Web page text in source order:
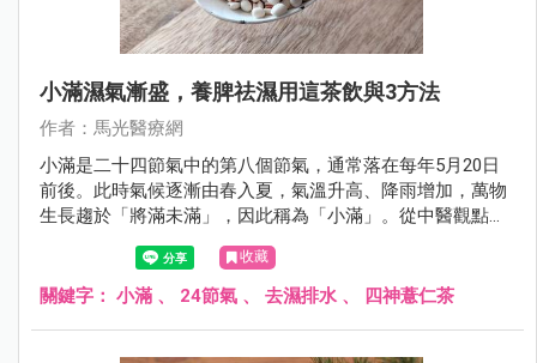
小滿濕氣漸盛，養脾祛濕用這茶飲與3方法
作者：馬光醫療網
小滿是二十四節氣中的第八個節氣，通常落在每年5月20日
前後。此時氣候逐漸由春入夏，氣溫升高、降雨增加，萬物
生長趨於「將滿未滿」，因此稱為「小滿」。從中醫觀點來
看，小滿的氣候特點是「濕氣漸盛」，濕邪容易困阻脾胃，
影響人體氣機運行。
收藏
關鍵字： 小滿 、 24節氣 、 去濕排水 、 四神薏仁茶